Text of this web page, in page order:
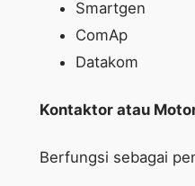
Smartgen
ComAp
Datakom
Kontaktor atau
Berfungsi sebagai